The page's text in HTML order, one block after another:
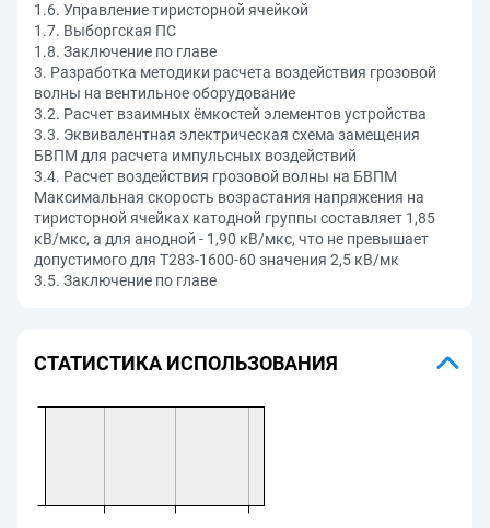
1.6. Управление тиристорной ячейкой
1.7. Выборгская ПС
1.8. Заключение по главе
3. Разработка методики расчета воздействия грозовой
волны на вентильное оборудование
3.2. Расчет взаимных ёмкостей элементов устройства
3.3. Эквивалентная электрическая схема замещения
БВПМ для расчета импульсных воздействий
3.4. Расчет воздействия грозовой волны на БВПМ
Максимальная скорость возрастания напряжения на
тиристорной ячейках катодной группы составляет 1,85
кВ/мкс, а для анодной - 1,90 кВ/мкс, что не превышает
допустимого для Т283-1600-60 значения 2,5 кВ/мк
3.5. Заключение по главе
СТАТИСТИКА ИСПОЛЬЗОВАНИЯ